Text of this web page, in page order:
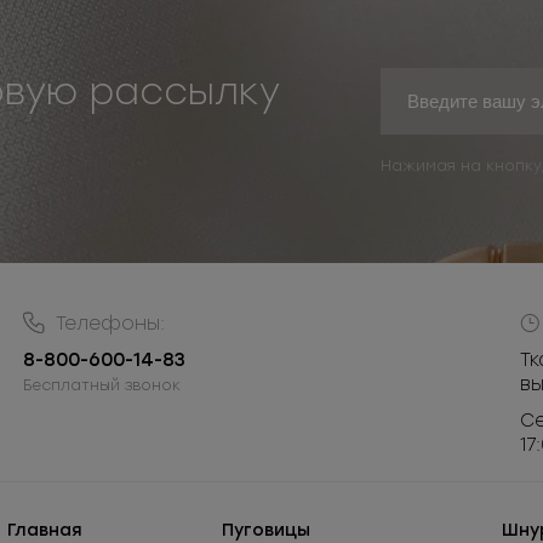
рассылку
Нажимая на
Телефоны:
8-800-600-14-83
Бесплатный звонок
Главная Пуговицы